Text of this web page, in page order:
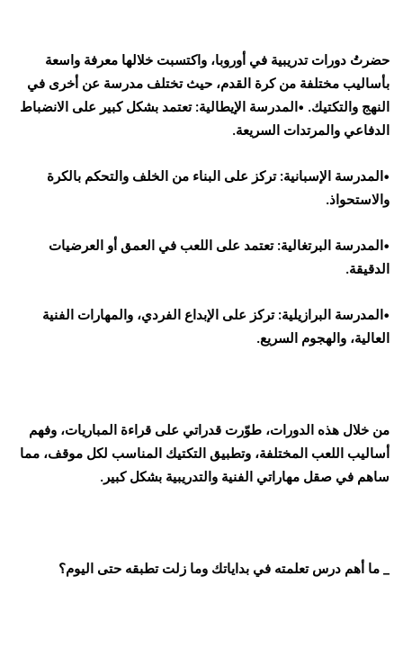
حضرتُ دورات تدريبية في أوروبا، واكتسبت خلالها معرفة واسعة
بأساليب مختلفة من كرة القدم، حيث تختلف مدرسة عن أخرى في
النهج والتكتيك. •المدرسة الإيطالية: تعتمد بشكل كبير على الانضباط
الدفاعي والمرتدات السريعة.
•المدرسة الإسبانية: تركز على البناء من الخلف والتحكم بالكرة
والاستحواذ.
•المدرسة البرتغالية: تعتمد على اللعب في العمق أو العرضيات
الدقيقة.
•المدرسة البرازيلية: تركز على الإبداع الفردي، والمهارات الفنية
العالية، والهجوم السريع.
من خلال هذه الدورات، طوّرت قدراتي على قراءة المباريات، وفهم
أساليب اللعب المختلفة، وتطبيق التكتيك المناسب لكل موقف، مما
ساهم في صقل مهاراتي الفنية والتدريبية بشكل كبير.
_ ما أهم درس تعلمته في بداياتك وما زلت تطبقه حتى اليوم؟